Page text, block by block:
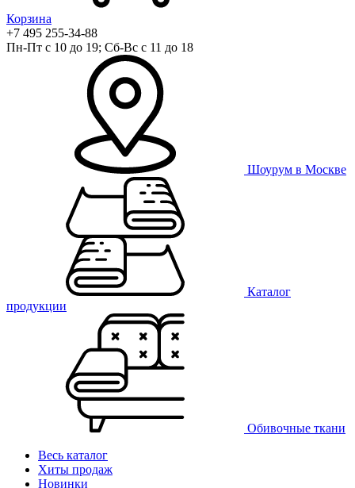
Корзина
+7 495 255-34-88
Пн-Пт с 10 до 19; Сб-Вс с 11 до 18
Шоурум в Москве
Каталог
продукции
Обивочные ткани
Весь каталог
Хиты продаж
Новинки